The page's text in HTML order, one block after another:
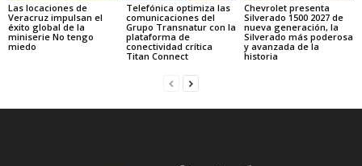
Las locaciones de
Veracruz impulsan el
éxito global de la
miniserie No tengo
miedo
Telefónica optimiza las
comunicaciones del
Grupo Transnatur con la
plataforma de
conectividad crítica
Titan Connect
Chevrolet presenta
Silverado 1500 2027 de
nueva generación, la
Silverado más poderosa
y avanzada de la
historia